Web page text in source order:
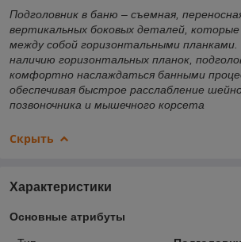
Подголовник в баню – съемная,
вертикальных боковых деталей,
между собой горизонтальными
наличию горизонтальных планок,
комфортно наслаждаться банными
обеспечивая быстрое расслабление
позвоночника и мышечного корсета
Скрыть
Характеристики
Основные атрибуты